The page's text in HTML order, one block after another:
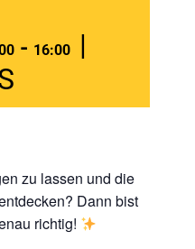
- 16:00
|
zu lassen und die
Dann bist
richtig!